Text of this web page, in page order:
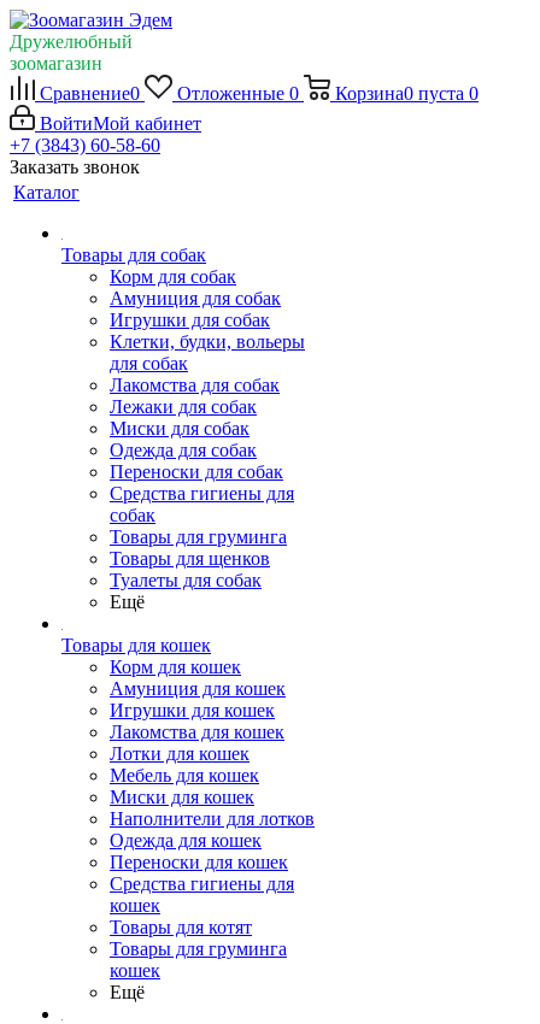
Дружелюбный
зоомагазин
Сравнение0 Отложенные 0 Корзина0 пуста 0
ВойтиМой кабинет
+7 (3843) 60-58-60
Заказать звонок
Каталог
Товары для собак
Корм для собак
Амуниция для собак
Игрушки для собак
Клетки, будки, вольеры
для собак
Лакомства для собак
Лежаки для собак
Миски для собак
Одежда для собак
Переноски для собак
Средства гигиены для
собак
Товары для груминга
Товары для щенков
Туалеты для собак
Ещё
Товары для кошек
Корм для кошек
Амуниция для кошек
Игрушки для кошек
Лакомства для кошек
Лотки для кошек
Мебель для кошек
Миски для кошек
Наполнители для лотков
Одежда для кошек
Переноски для кошек
Средства гигиены для
кошек
Товары для котят
Товары для груминга
кошек
Ещё